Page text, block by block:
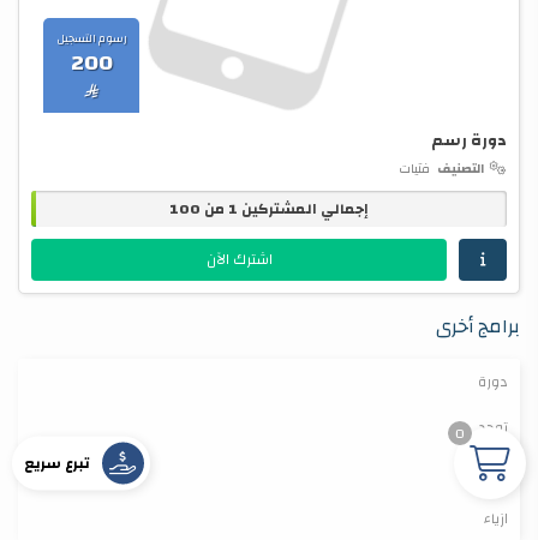
رسوم التسجيل
200

دورة رسم
التصنيف فتيات
إجمالي المشتركين 1 من 100
اشترك الآن
برامج أخرى
دورة
توحد
خياطة
ازياء
تبرع سريع
0